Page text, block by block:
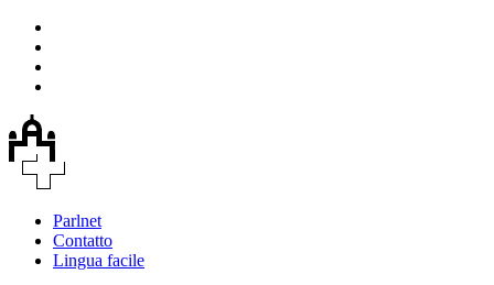
Parlnet
Contatto
Lingua facile